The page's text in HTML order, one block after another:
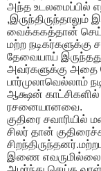
அந்த உடலமைப்பில்
,இருந்திருந்தாலும்
வைக்ககத்தான்
மற்ற நடிகர்களுக்கு
தேவையாய்
அவர்களுக்கு அதை
பார்முலாவெல்லாம்
ஆக்ஷன்
ரசனையானவை.
குதிரை சவாரியில்
சிலர் தான்
இணை